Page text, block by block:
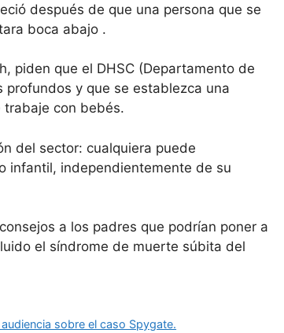
después de que una persona que se
boca abajo .
piden que el DHSC (Departamento de
profundos y que se establezca una
trabaje con bebés.
del sector: cualquiera puede
infantil, independientemente de su
a los padres que podrían poner a
el síndrome de muerte súbita del
sobre el caso Spygate.